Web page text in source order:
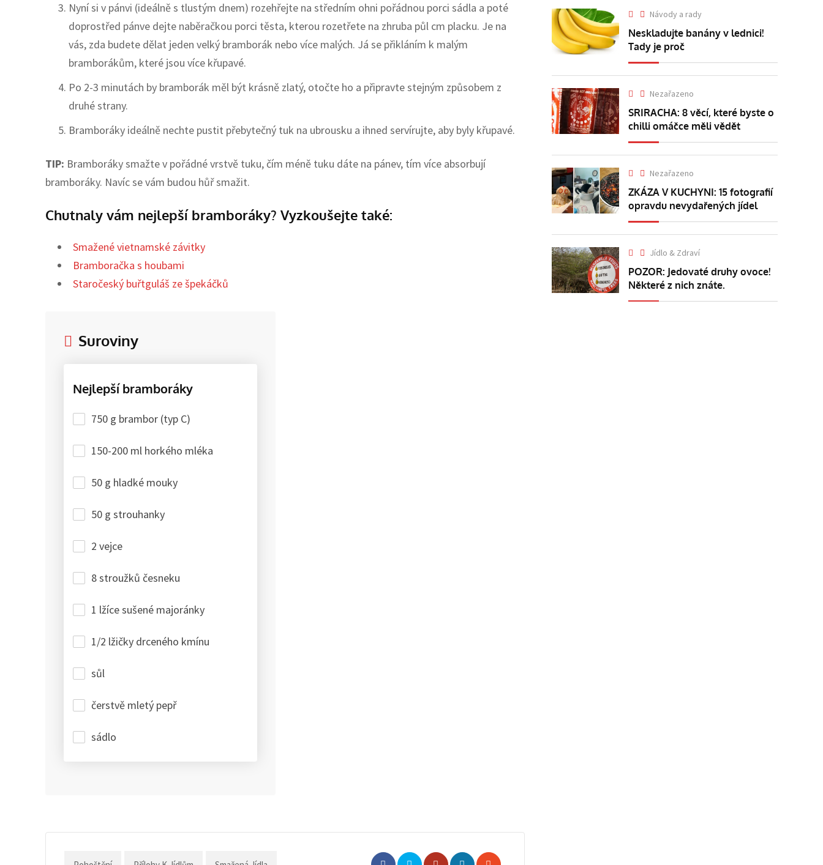
Nyní si v pánvi (ideálně s tlustým dnem) rozehřejte na středním ohni pořádnou porci sádla a poté
doprostřed pánve dejte naběračkou porci těsta, kterou rozetřete na zhruba půl cm placku. Je na
vás, zda budete dělat jeden velký bramborák nebo více malých. Já se přikláním k malým
bramborákům, které jsou více křupavé.
Po 2-3 minutách by bramborák měl být krásně zlatý, otočte ho a připravte stejným způsobem z
druhé strany.
Bramboráky ideálně nechte pustit přebytečný tuk na ubrousku a ihned servírujte, aby byly křupavé.
TIP: Bramboráky smažte v pořádné vrstvě tuku, čím méně tuku dáte na pánev, tím více absorbují
bramboráky. Navíc se vám budou hůř smažit.
Chutnaly vám nejlepší bramboráky? Vyzkoušejte také:
Smažené vietnamské závitky
Bramboračka s houbami
Staročeský buřtguláš ze špekáčků
Suroviny
Nejlepší bramboráky
750 g brambor (typ C)
150-200 ml horkého mléka
50 g hladké mouky
50 g strouhanky
2 vejce
8 stroužků česneku
1 lžíce sušené majoránky
1/2 lžičky drceného kmínu
sůl
čerstvě mletý pepř
sádlo
Návody a rady
Neskladujte banány v lednici!
Tady je proč
Nezařazeno
SRIRACHA: 8 věcí, které byste o
chilli omáčce měli vědět
Nezařazeno
ZKÁZA V KUCHYNI: 15 fotografií
opravdu nevydařených jídel
Jídlo & Zdraví
POZOR: Jedovaté druhy ovoce!
Některé z nich znáte.